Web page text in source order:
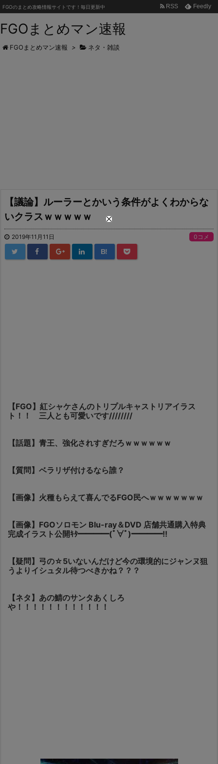
FGOまとめマン速報
FGOのまとめ攻略情報サイトです！毎日更新中 RSS Feedly
FGOまとめマン速報 > ネタ・雑談
【議論】ルーラーとかいう条件がよくわからな
いクラスｗｗｗｗｗ
2019年11月11日 0コメ
B!
【FGO】紅シャケさんのトリプルキャストリアイラス
ト！！ 三人とも可愛いです////////
【話題】青王、強化されすぎだろｗｗｗｗｗｗ
【質問】ベラリザ付けるなら誰？
【画像】火種もらえて喜んでるFGO民へｗｗｗｗｗｗｗ
【画像】FGOソロモン Blu-ray＆DVD 店舗共通購入特典
完成イラスト公開ｷﾀ━━━━(ﾟ∀ﾟ)━━━━!!
【疑問】弓の☆5いないんだけど今の環境的にジャンヌ狙
うよりイシュタル待つべきかね？？？
【ネタ】あの鯖のサンタあくしろ
や！！！！！！！！！！！！